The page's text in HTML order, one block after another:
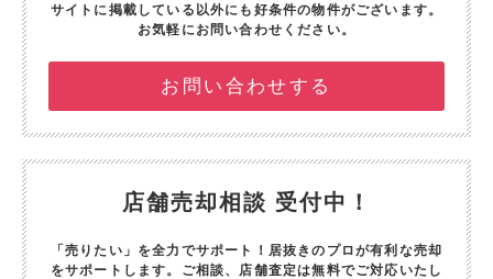
サイトに掲載している以外にも好条件の物件がございます。
お気軽にお問い合わせください。
お問い合わせする
店舗売却相談 受付中！
「売りたい」を全力でサポート！ 居抜きのプロが有利な売却
をサポートします。 ご相談、店舗査定は無料でご対応いたし